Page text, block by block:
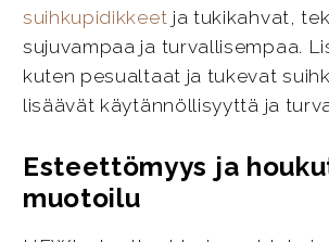
suihkupidikkeet ja tukikahvat,
sujuvampaa ja turvallisempaa.
kuten pesualtaat ja tukevat
lisäävät käytännöllisyyttä ja
Esteettömyys ja
muotoilu